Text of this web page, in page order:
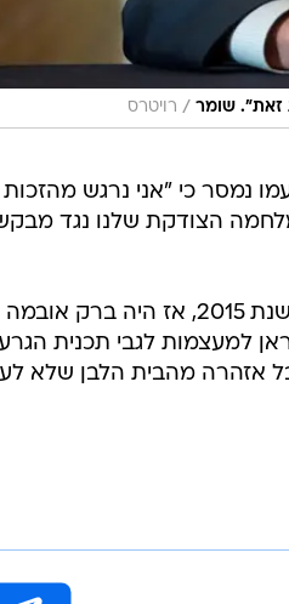
זאת". שומר / רויטרס
נמסר כי "אני נרגש מהזכות
הצודקת שלנו נגד
ראש הממשלה נאם בפעם האחרונה בפני הקונגרס האמריקני בשנת 2015, אז היה ברק אובמה
למעצמות לגבי תכנית
אזהרה מהבית הלבן שלא